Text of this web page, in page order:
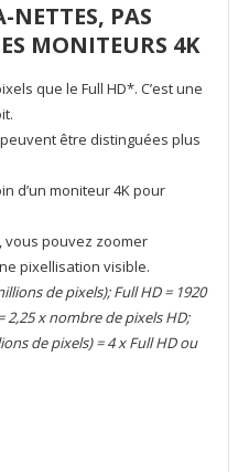
NETTES, PAS
MONITEURS 4K
que le Full HD*. C’est une
être distinguées plus
d’un moniteur 4K pour
vous pouvez zoomer
pixellisation visible.
de pixels); Full HD = 1920
2,25 x nombre de pixels HD;
de pixels) = 4 x Full HD ou